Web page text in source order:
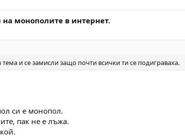
ми обясни защо и после допълнително да ми обясни,
самото начало на моя проект вобще не разчитам на
гугъл, аз мисля че ако все още на някого нещо му
монополите в интернет.
и се замисли защо почти всички ти се подиграваха.
си е монопол.
пак не е лъжа.